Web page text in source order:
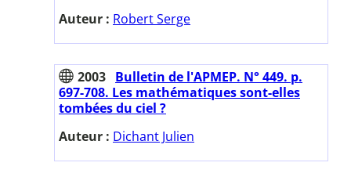
Auteur : Robert Serge
2003 Bulletin de l'APMEP. N° 449. p.
697-708. Les mathématiques sont-elles
tombées du ciel ?
Auteur : Dichant Julien